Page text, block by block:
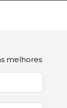
melhores